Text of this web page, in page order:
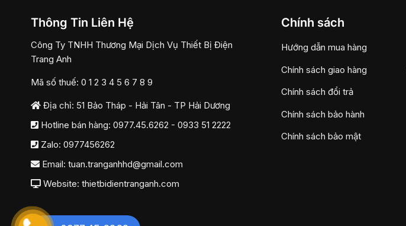
Thông Tin Liên Hệ
Công Ty TNHH Thương Mại Dịch Vụ Thiết Bị Điện
Trang Anh
Mã số thuế: 0 1 2 3 4 5 6 7 8 9
Địa chỉ: 51 Bảo Tháp - Hải Tân - TP Hải Dương
Hotline bán hàng: 0977.45.6262 - 0933 51 2222
Zalo: 0977456262
Email: tuan.tranganhhd@gmail.com
Website: thietbidientranganh.com
Chính sách
Hướng dẫn mua hàng
Chính sách giao hàng
Chính sách đổi trả
Chính sách bảo hành
Chính sách bảo mật